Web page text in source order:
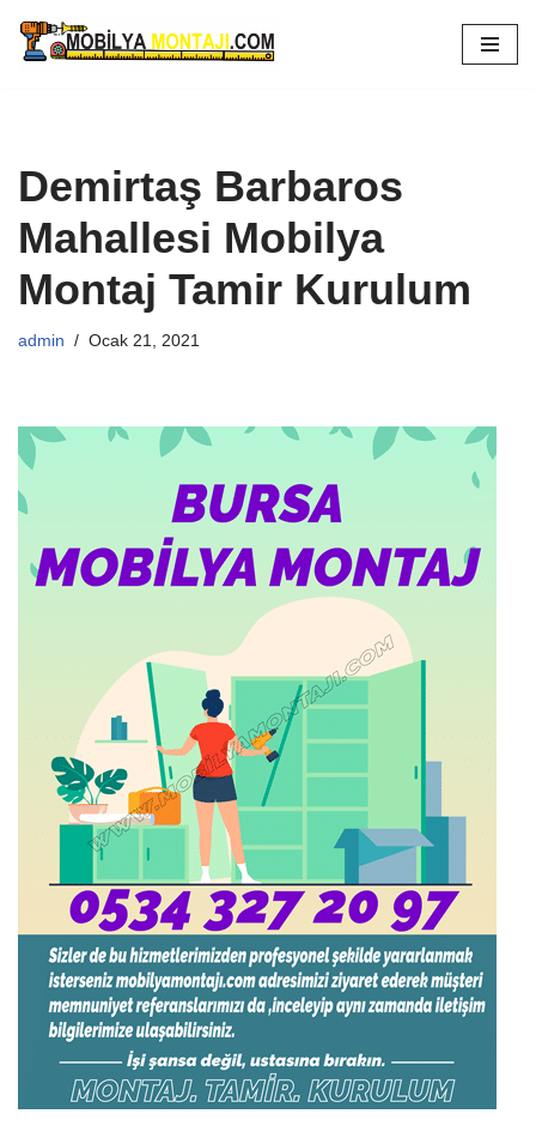
İçeriğe
Demirtaş Barbaros
Mahallesi Mobilya
Montaj Tamir Kurulum
admin Ocak 21, 2021